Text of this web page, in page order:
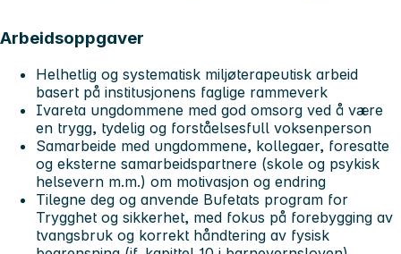
Arbeidsoppgaver
Helhetlig og systematisk miljøterapeutisk arbeid
basert på institusjonens faglige rammeverk
Ivareta ungdommene med god omsorg ved å være
en trygg, tydelig og forståelsesfull voksenperson
Samarbeide med ungdommene, kollegaer, foresatte
og eksterne samarbeidspartnere (skole og psykisk
helsevern m.m.) om motivasjon og endring
Tilegne deg og anvende Bufetats program for
Trygghet og sikkerhet, med fokus på forebygging av
tvangsbruk og korrekt håndtering av fysisk